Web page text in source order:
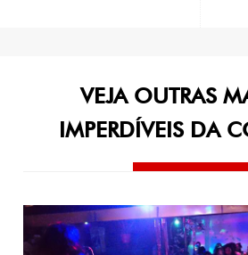
VEJA OUTRAS
IMPERDÍVEIS DA